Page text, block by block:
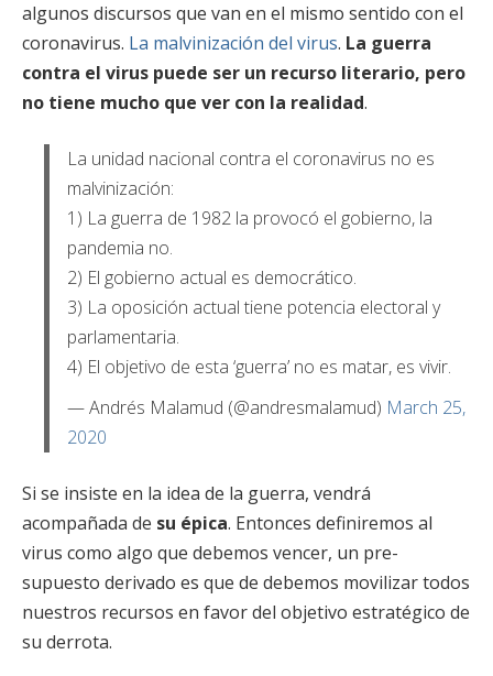
algunos discursos que van en el mismo sentido con el
coronavirus. La malvinización del virus. La guerra
contra el virus puede ser un recurso literario, pero
no tiene mucho que ver con la realidad.
La unidad nacional contra el coronavirus no es
malvinización:
1) La guerra de 1982 la provocó el gobierno, la
pandemia no.
2) El gobierno actual es democrático.
3) La oposición actual tiene potencia electoral y
parlamentaria.
4) El objetivo de esta ‘guerra’ no es matar, es vivir.
— Andrés Malamud (@andresmalamud) March 25,
2020
Si se insiste en la idea de la guerra, vendrá
acompañada de su épica. Entonces definiremos al
virus como algo que debemos vencer, un pre-
supuesto derivado es que de debemos movilizar todos
nuestros recursos en favor del objetivo estratégico de
su derrota.